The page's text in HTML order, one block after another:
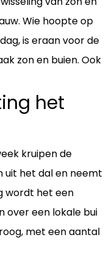
Wie hoopte op
is eraan voor de
zon en buien. Ook
het
kruipen de
uit het dal en neemt
wordt het een
over een lokale bui
met een aantal